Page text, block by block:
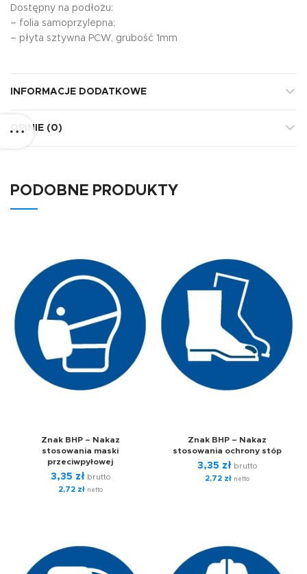
Dostępny na podłożu:
– folia samoprzylepna;
– płyta sztywna PCW, grubość 1mm
INFORMACJE DODATKOWE
OPINIE (0)
PODOBNE PRODUKTY
Znak BHP – Nakaz
stosowania maski
przeciwpyłowej
3,35 zł brutto
2,72 złnetto
Znak BHP – Nakaz
stosowania ochrony stóp
3,35 zł brutto
2,72 złnetto